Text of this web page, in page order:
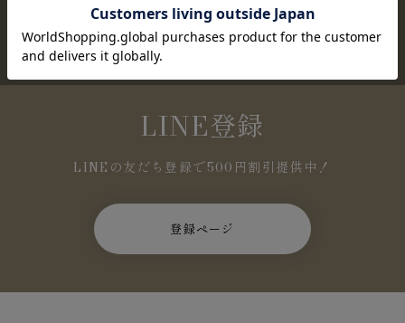
登録ページ
LINE登録
LINEの友だち登録で500円割引提供中！
登録ページ